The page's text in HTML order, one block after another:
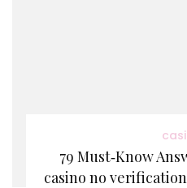
79 Must‑Know
casino no